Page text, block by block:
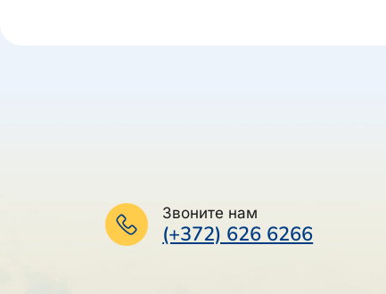
Звоните нам
(+372) 626 6266